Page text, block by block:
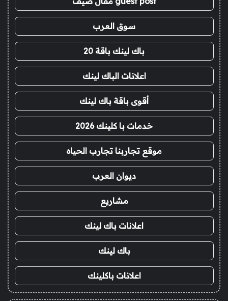
سوق العرب
باك لينك باقة 20
اعلانات الباك لينك
أقوى باقة باك لينك
خدمات با كلينك 2026
موقع تجاربنا تجارب الحياه
ديوان العرب
مشاريع
اعلانات باك لينك
باك لينك
اعلانات باكلينك